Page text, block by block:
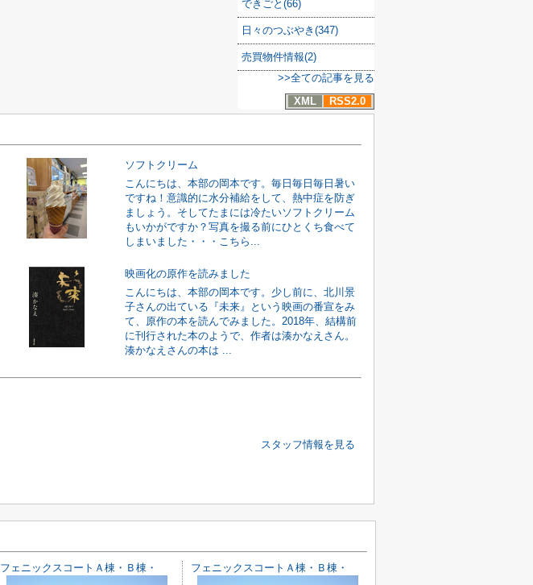
できごと(66)
日々のつぶやき(347)
売買物件情報(2)
>>全ての記事を見る
XML
RSS2.0
ソフトクリーム
こんにちは、本部の岡本です。毎日毎日毎日暑い
ですね！意識的に水分補給をして、熱中症を防ぎ
ましょう。そしてたまには冷たいソフトクリーム
もいかがですか？写真を撮る前にひとくち食べて
しまいました・・・こちら...
映画化の原作を読みました
こんにちは、本部の岡本です。少し前に、北川景
子さんの出ている『未来』という映画の番宣をみ
て、原作の本を読んでみました。2018年、結構前
に刊行された本のようで、作者は湊かなえさん。
湊かなえさんの本は ...
スタッフ情報を見る
フェニックスコートＡ棟・Ｂ棟・ フェニックスコートＡ棟・Ｂ棟・